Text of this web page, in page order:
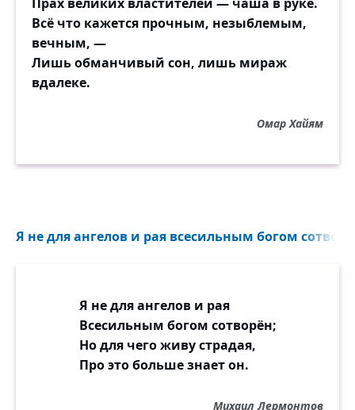
Всё что кажется прочным, незыблемым,
вечным, —
Лишь обманчивый сон, лишь мираж
вдалеке.
Омар Хайям
Я не для ангелов и рая всесильным богом
Я не для ангелов и рая
Всесильным богом сотворён;
Но для чего живу страдая,
Про это больше знает он.
Михаил Лермонтов